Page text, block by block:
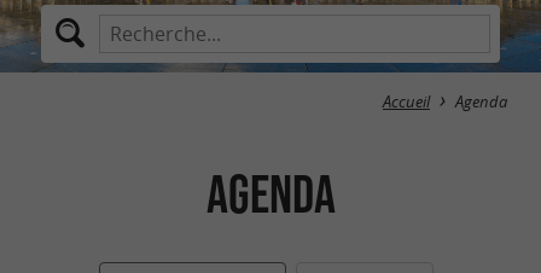
Accueil Agenda
Agenda